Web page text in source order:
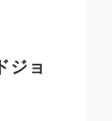
ジョ